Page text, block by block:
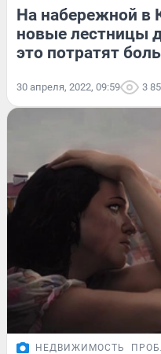
На набережной в
новые лестницы
это потратят
30 апреля, 2022, 09:59 3
НЕДВИЖИМОСТЬ